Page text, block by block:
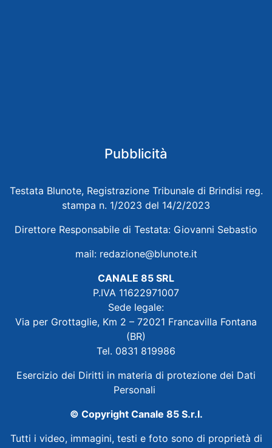
Pubblicità
Testata Blunote, Registrazione Tribunale di Brindisi reg.
stampa n. 1/2023 del 14/2/2023
Direttore Responsabile di Testata: Giovanni Sebastio
mail: redazione@blunote.it
CANALE 85 SRL
P.IVA 11622971007
Sede legale:
Via per Grottaglie, Km 2 – 72021 Francavilla Fontana
(BR)
Tel. 0831 819986
Esercizio dei Diritti in materia di protezione dei Dati
Personali
© Copyright Canale 85 S.r.l.
Tutti i video, immagini, testi e foto sono di proprietà di